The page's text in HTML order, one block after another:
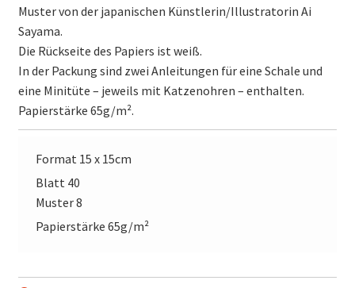
Muster von der japanischen Künstlerin/Illustratorin Ai
Sayama.
Die Rückseite des Papiers ist weiß.
In der Packung sind zwei Anleitungen für eine Schale und
eine Minitüte – jeweils mit Katzenohren – enthalten.
Papierstärke 65g/m².
Format 15 x 15cm
Blatt 40
Muster 8
Papierstärke 65g/m²